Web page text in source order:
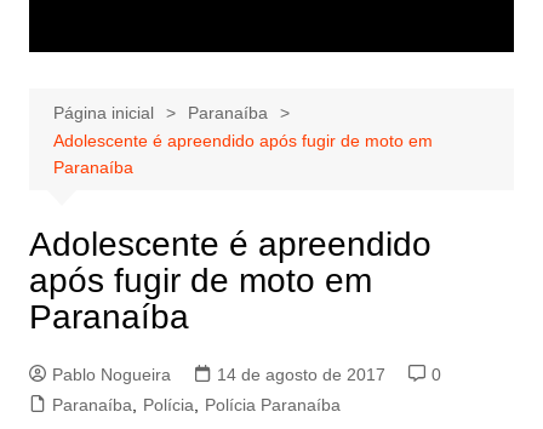
Página inicial
Paranaíba
Adolescente é apreendido após fugir de moto em
Paranaíba
Adolescente é apreendido
após fugir de moto em
Paranaíba
Pablo Nogueira 14 de agosto de 2017
0
Paranaíba
Polícia Polícia Paranaíba